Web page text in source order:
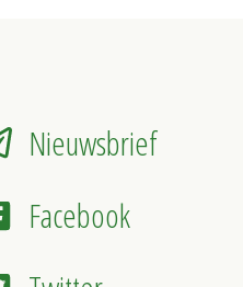
Nieuwsbrief
Facebook